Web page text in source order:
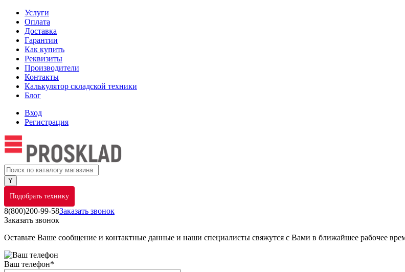
Услуги
Оплата
Доставка
Гарантии
Как купить
Реквизиты
Производители
Контакты
Калькулятор складской техники
Блог
Вход
Регистрация
Подобрать технику
8(800)200-99-58Заказать звонок
Заказать звонок
Оставьте Ваше сообщение и контактные данные и наши специалисты свяжутся с Вами в ближайшее рабочее
Ваш телефон*